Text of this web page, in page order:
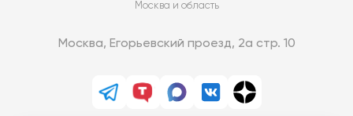
Москва и область
Москва, Егорьевский проезд, 2а стр. 10